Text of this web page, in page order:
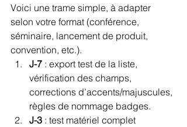
Voici une trame simple, à adapter
selon votre format (conférence,
séminaire, lancement de produit,
convention, etc.).
J-7 : export test de la liste,
vérification des champs,
corrections d’accents/majuscules,
règles de nommage badges.
J-3 : test matériel complet